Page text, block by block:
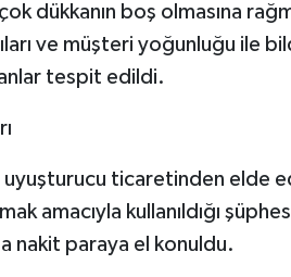
dükkanın boş olmasına
ve müşteri yoğunluğu ile
tespit edildi.
uyuşturucu ticaretinden elde
amacıyla kullanıldığı
nakit paraya el konuldu.